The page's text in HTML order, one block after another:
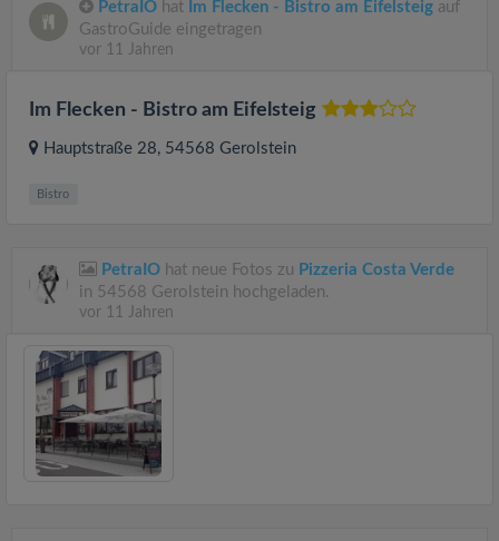
PetraIO hat Im Flecken - Bistro am Eifelsteig auf
GastroGuide eingetragen
vor 11 Jahren
Im Flecken - Bistro am Eifelsteig
Hauptstraße 28, 54568 Gerolstein
Bistro
PetraIO hat neue Fotos zu Pizzeria Costa Verde
in 54568 Gerolstein hochgeladen.
vor 11 Jahren